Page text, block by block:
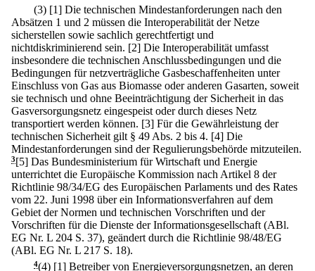
(3) [1] Die technischen Mindestanforderungen nach den
Absätzen 1 und 2 müssen die Interoperabilität der Netze
sicherstellen sowie sachlich gerechtfertigt und
nichtdiskriminierend sein. [2] Die Interoperabilität umfasst
insbesondere die technischen Anschlussbedingungen und die
Bedingungen für netzverträgliche Gasbeschaffenheiten unter
Einschluss von Gas aus Biomasse oder anderen Gasarten, soweit
sie technisch und ohne Beeinträchtigung der Sicherheit in das
Gasversorgungsnetz eingespeist oder durch dieses Netz
transportiert werden können. [3] Für die Gewährleistung der
technischen Sicherheit gilt § 49 Abs. 2 bis 4. [4] Die
Mindestanforderungen sind der Regulierungsbehörde mitzuteilen.
3[5] Das Bundesministerium für Wirtschaft und Energie
unterrichtet die Europäische Kommission nach Artikel 8 der
Richtlinie 98/34/EG des Europäischen Parlaments und des Rates
vom 22. Juni 1998 über ein Informationsverfahren auf dem
Gebiet der Normen und technischen Vorschriften und der
Vorschriften für die Dienste der Informationsgesellschaft (ABl.
EG Nr. L 204 S. 37), geändert durch die Richtlinie 98/48/EG
(ABl. EG Nr. L 217 S. 18).
4(4) [1] Betreiber von Energieversorgungsnetzen, an deren